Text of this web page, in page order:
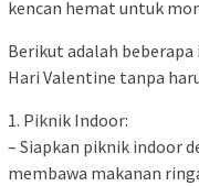
kencan hemat untuk
Berikut adalah
Hari Valentine tanpa
1. Piknik Indoor:
– Siapkan piknik indoor
membawa makanan